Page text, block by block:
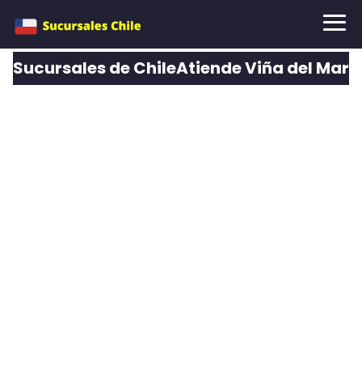
Sucursales de ChileAtiende Viña del Mar